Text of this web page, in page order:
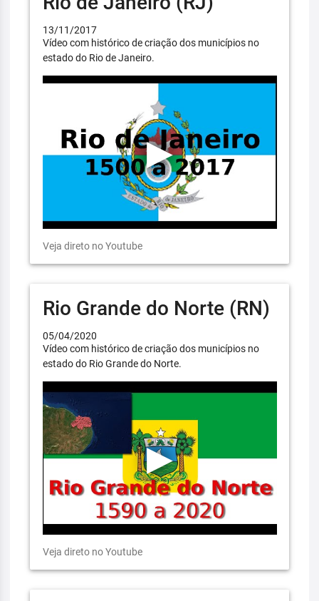
13/11/2017
Vídeo com histórico de criação dos municípios no
estado do Rio de Janeiro.
Veja direto no Youtube
Rio Grande do Norte (RN)
05/04/2020
Vídeo com histórico de criação dos municípios no
estado do Rio Grande do Norte.
Veja direto no Youtube